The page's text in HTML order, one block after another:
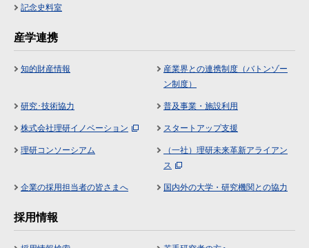
記念史料室
産学連携
知的財産情報
産業界との連携制度（バトンゾー
ン制度）
研究･技術協力 普及事業・施設利用
株式会社理研イノベーション スタートアップ支援
理研コンソーシアム
（一社）理研未来革新アライアン
ス
企業の採用担当者の皆さまへ 国内外の大学・研究機関との協力
採用情報